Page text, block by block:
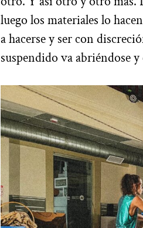
luego los materiales lo
a hacerse y ser con
suspendido va abriéndose